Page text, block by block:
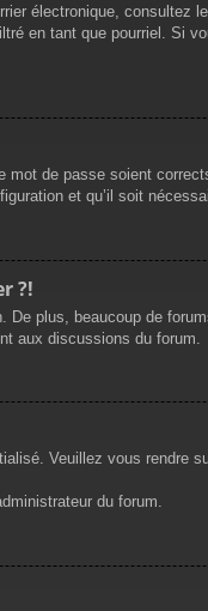
électronique, consultez
en tant que pourriel. Si
de passe soient
et qu’il soit
?!
plus, beaucoup de
aux discussions du forum.
Veuillez vous rendre
du forum.